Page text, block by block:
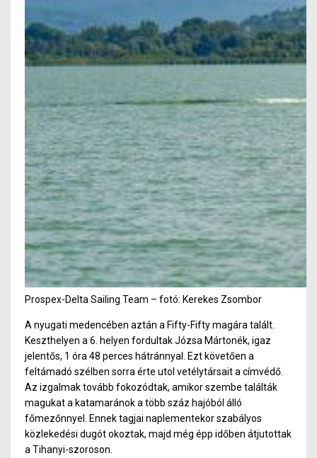
Prospex-Delta Sailing Team – fotó: Kerekes Zsombor
A nyugati medencében aztán a Fifty-Fifty magára talált.
Keszthelyen a 6. helyen fordultak Józsa Mártonék, igaz
jelentős, 1 óra 48 perces hátránnyal. Ezt követően a
feltámadó szélben sorra érte utol vetélytársait a címvédő.
Az izgalmak tovább fokozódtak, amikor szembe találták
magukat a katamaránok a több száz hajóból álló
főmezőnnyel. Ennek tagjai naplementekor szabályos
közlekedési dugót okoztak, majd még épp időben átjutottak
a Tihanyi-szoroson.